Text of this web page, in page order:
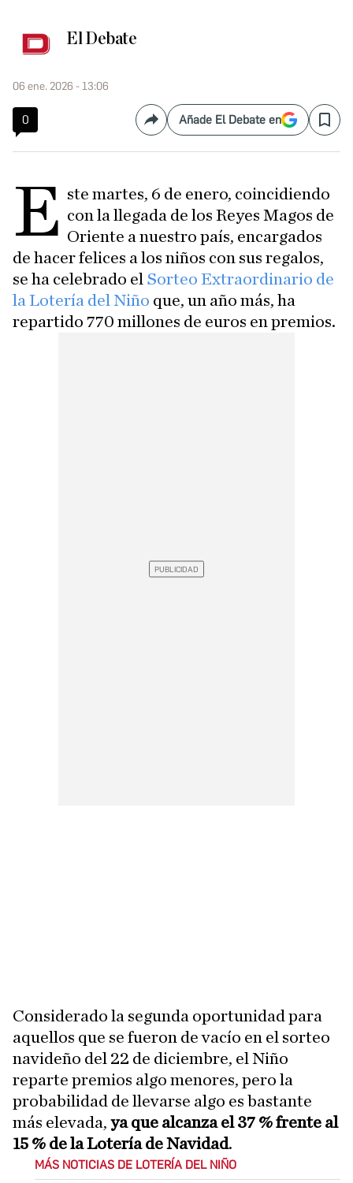
El Debate
06 ene. 2026 - 13:06
0 CompartirAñade El Debate en Save
E ste martes, 6 de enero, coincidiendo
con la llegada de los Reyes Magos de
Oriente a nuestro país, encargados
de hacer felices a los niños con sus regalos,
se ha celebrado el Sorteo Extraordinario de
la Lotería del Niño que, un año más, ha
repartido 770 millones de euros en premios.
Considerado la segunda oportunidad para
aquellos que se fueron de vacío en el sorteo
navideño del 22 de diciembre, el Niño
reparte premios algo menores, pero la
probabilidad de llevarse algo es bastante
más elevada, ya que alcanza el 37 % frente al
15 % de la Lotería de Navidad.
MÁS NOTICIAS DE LOTERÍA DEL NIÑO